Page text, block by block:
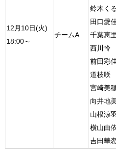
12月10日(火)
18:00～
チームA
鈴木く
田口愛
千葉恵里
西川怜
前田彩
道枝咲
宮崎美
向井地
山根涼羽
横山由
吉田華